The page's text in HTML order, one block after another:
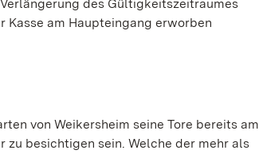
des Gültigkeitszeitraumes
am Haupteingang erworben
von Weikersheim seine Tore bereits am
zu besichtigen sein. Welche der mehr als